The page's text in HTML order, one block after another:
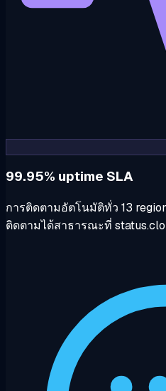
99.95% uptime SLA
การติดตามอัตโนมัติทั่ว 13
ติดตามได้สาธารณะที่